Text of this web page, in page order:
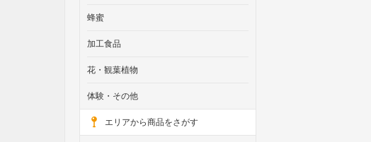
蜂蜜
加工食品
花・観葉植物
体験・その他
エリアから商品をさがす